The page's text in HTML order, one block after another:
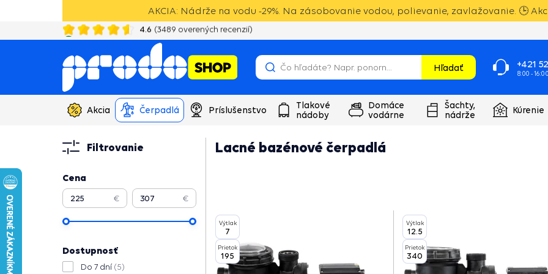
AKCIA: Nádrže na vodu -29%. Na zásobovanie vodou, polievanie, zavlažovanie. 🕒
20 rokov skúseností s vodotechnikou
Hľadať +421
8:00 - 16:00
Akcia Čerpadlá Príslušenstvo
Tlakové
nádoby
Domáce
vodárne
Šachty,
nádrže
Kúrenie
Filtrovanie
Cena
€ €
Dostupnosť
Do 7 dní (5)
Lacné bazénové čerpadlá
Výtlak
7
Prietok
195
Výtlak
12.5
Prietok
340